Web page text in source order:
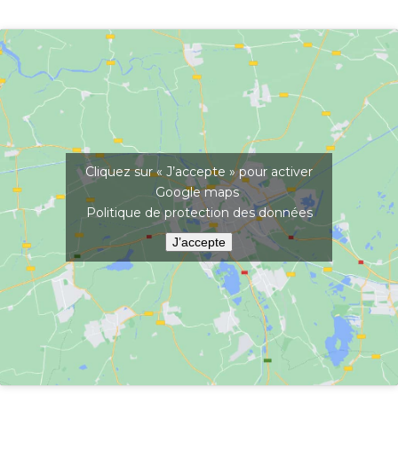
Cliquez sur « J’accepte » pour activer
Google maps
Politique de protection des données
J’accepte